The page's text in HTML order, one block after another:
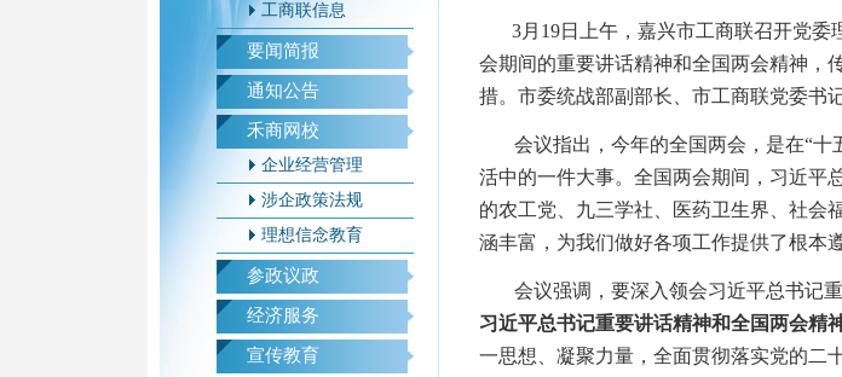
工商联信息
要闻简报
通知公告
禾商网校
企业经营管理
涉企政策法规
理想信念教育
参政议政
经济服务
宣传教育
3月19日上午，嘉兴市工商联召开党
会期间的重要讲话精神和全国两会精神，
措。市委统战部副部长、市工商联党委书
会议指出，今年的全国两会，是在“
活中的一件大事。全国两会期间，习近平
的农工党、九三学社、医药卫生界、社会
涵丰富，为我们做好各项工作提供了根本遵
会议强调，要深入领会习近平总书记
习近平总书记重要讲话精神和全国两会精神
一思想、凝聚力量，全面贯彻落实党的二